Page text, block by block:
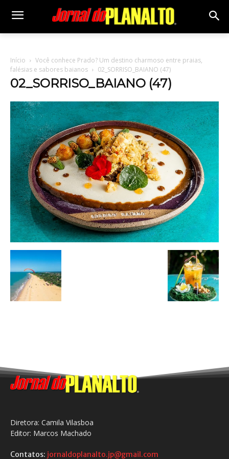
Início
Você conhece Prado? Um destino charmoso entre praias,
falésias e sabores baianos
02_SORRISO_BAIANO (47)
02_SORRISO_BAIANO (47)
Diretora: Camila Vilasboa
Editor: Marcos Machado
Contatos: jornaldoplanalto.jp@gmail.com